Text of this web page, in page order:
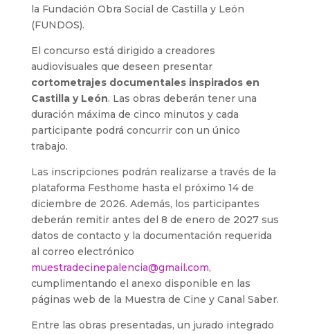
la Fundación Obra Social de Castilla y León
(FUNDOS).
El concurso está dirigido a creadores
audiovisuales que deseen presentar
cortometrajes documentales inspirados en
Castilla y León. Las obras deberán tener una
duración máxima de cinco minutos y cada
participante podrá concurrir con un único
trabajo.
Las inscripciones podrán realizarse a través de la
plataforma Festhome hasta el próximo 14 de
diciembre de 2026. Además, los participantes
deberán remitir antes del 8 de enero de 2027 sus
datos de contacto y la documentación requerida
al correo electrónico
muestradecinepalencia@gmail.com,
cumplimentando el anexo disponible en las
páginas web de la Muestra de Cine y Canal Saber.
Entre las obras presentadas, un jurado integrado